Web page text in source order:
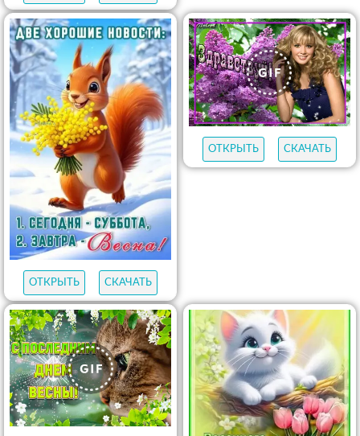
ОТКРЫТЬ СКАЧАТЬ
ОТКРЫТЬ СКАЧАТЬ